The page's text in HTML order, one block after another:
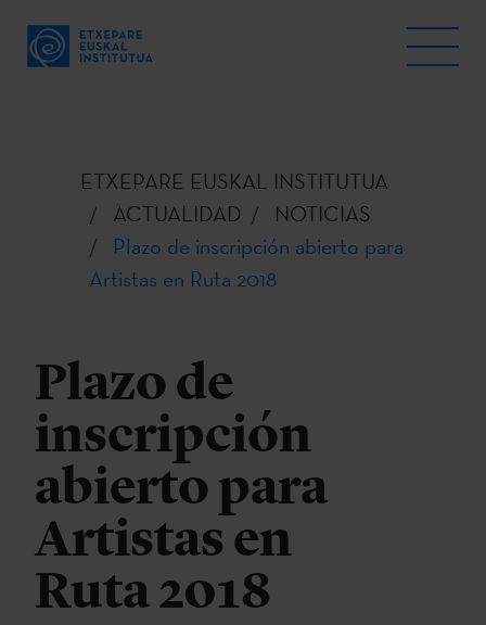
ETXEPARE EUSKAL INSTITUTUA
ACTUALIDAD
NOTICIAS
Plazo de inscripción abierto para
Artistas en Ruta 2018
Plazo de
inscripción
abierto para
Artistas en
Ruta 2018